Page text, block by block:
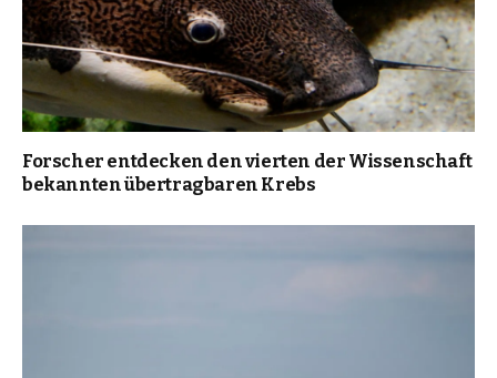
Forscher entdecken den vierten der Wissenschaft
bekannten übertragbaren Krebs